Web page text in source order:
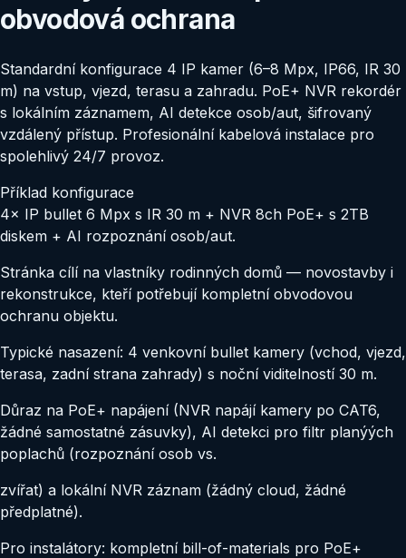
obvodová ochrana
Standardní konfigurace 4 IP kamer (6–8 Mpx, IP66, IR 30
m) na vstup, vjezd, terasu a zahradu. PoE+ NVR rekordér
s lokálním záznamem, AI detekce osob/aut, šifrovaný
vzdálený přístup. Profesionální kabelová instalace pro
spolehlivý 24/7 provoz.
Příklad konfigurace
4× IP bullet 6 Mpx s IR 30 m + NVR 8ch PoE+ s 2TB
diskem + AI rozpoznání osob/aut.
Stránka cílí na vlastníky rodinných domů — novostavby i
rekonstrukce, kteří potřebují kompletní obvodovou
ochranu objektu.
Typické nasazení: 4 venkovní bullet kamery (vchod, vjezd,
terasa, zadní strana zahrady) s noční viditelností 30 m.
Důraz na PoE+ napájení (NVR napájí kamery po CAT6,
žádné samostatné zásuvky), AI detekci pro filtr planýých
poplachů (rozpoznání osob vs.
zvířat) a lokální NVR záznam (žádný cloud, žádné
předplatné).
Pro instalátory: kompletní bill-of-materials pro PoE+